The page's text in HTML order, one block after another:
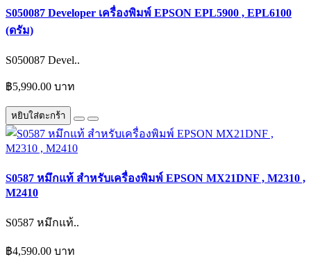
S050087 Developer เครื่องพิมพ์ EPSON EPL5900 , EPL6100
(ดรัม)
S050087 Devel..
฿5,990.00 บาท
หยิบใส่ตะกร้า
S0587 หมึกแท้ สำหรับเครื่องพิมพ์ EPSON MX21DNF , M2310 ,
M2410
S0587 หมึกแท้..
฿4,590.00 บาท